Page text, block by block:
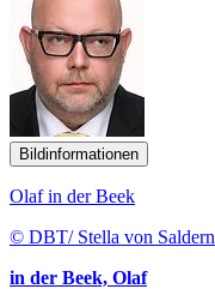
Bildinformationen
Olaf in der Beek
© DBT/ Stella von Saldern
in der Beek, Olaf